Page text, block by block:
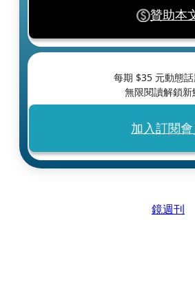
贊助本
每期 $35 元動態
無限閱讀解鎖新
加入訂閱會
鏡週刊